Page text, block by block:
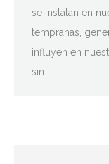
se instalan en
tempranas,
influyen en
sin…